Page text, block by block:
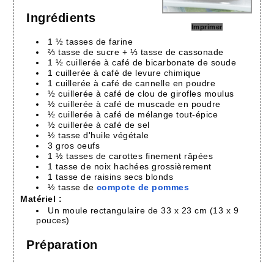
Imprimer
Ingrédients
1 ½ tasses de farine
⅔ tasse de sucre + ⅓ tasse de cassonade
1 ½ cuillerée à café de bicarbonate de soude
1 cuillerée à café de levure chimique
1 cuillerée à café de cannelle en poudre
½ cuillerée à café de clou de girofles moulus
½ cuillerée à café de muscade en poudre
½ cuillerée à café de mélange tout-épice
½ cuillerée à café de sel
½ tasse d'huile végétale
3 gros oeufs
1 ½ tasses de carottes finement râpées
1 tasse de noix hachées grossièrement
1 tasse de raisins secs blonds
½ tasse de compote de pommes
Matériel :
Un moule rectangulaire de 33 x 23 cm (13 x 9
pouces)
Préparation